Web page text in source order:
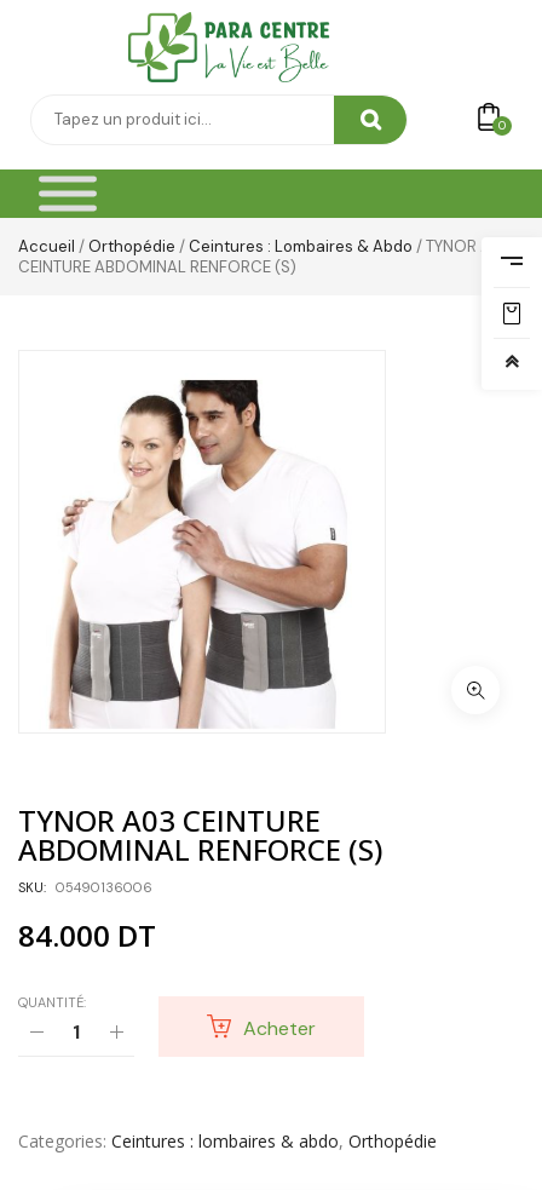
0
Accueil / Orthopédie /Ceintures : Lombaires & Abdo / TYNOR A03
CEINTURE ABDOMINAL RENFORCE (S)
TYNOR A03 CEINTURE
ABDOMINAL RENFORCE (S)
SKU: 05490136006
84.000 DT
QUANTITÉ:
Acheter
Categories Ceintures : lombaires & abdo, Orthopédie